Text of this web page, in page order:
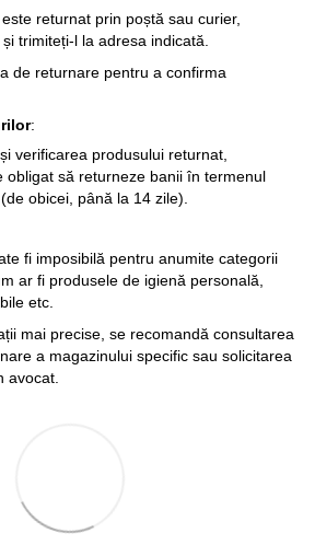
returnat prin poștă sau curier,
trimiteți-l la adresa indicată.
de returnare pentru a confirma
:
verificarea produsului returnat,
obligat să returneze banii în termenul
obicei, până la 14 zile).
fi imposibilă pentru anumite categorii
ar fi produsele de igienă personală,
etc.
mai precise, se recomandă consultarea
a magazinului specific sau solicitarea
avocat.